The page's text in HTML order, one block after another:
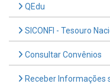
QEdu
SICONFI - Tesouro
Consultar Convênios
Receber Informações